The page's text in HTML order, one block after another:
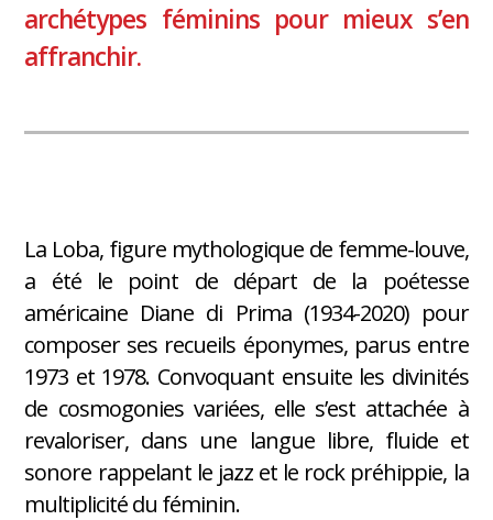
archétypes féminins pour mieux s’en
affranchir.
La Loba, figure mythologique de femme-louve,
a été le point de départ de la poétesse
américaine Diane di Prima (1934-2020) pour
composer ses recueils éponymes, parus entre
1973 et 1978. Convoquant ensuite les divinités
de cosmogonies variées, elle s’est attachée à
revaloriser, dans une langue libre, fluide et
sonore rappelant le jazz et le rock préhippie, la
multiplicité du féminin.